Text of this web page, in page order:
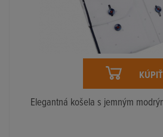
KÚPIŤ
Elegantná košela s jemným